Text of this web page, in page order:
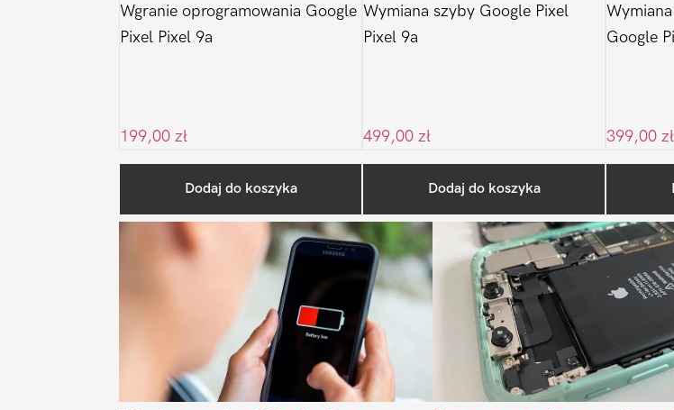
Wgranie oprogramowania Google
Pixel Pixel 9a
199,00 zł
Dodaj do koszyka
Wymiana szyby Google Pixel
Pixel 9a
499,00 zł
Dodaj do koszyka
Google
399,00 zł
Ostatnio na